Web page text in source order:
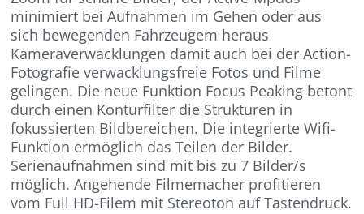
minimiert bei Aufnahmen im Gehen oder aus
sich bewegenden Fahrzeugem heraus
Kameraverwacklungen damit auch bei der Action-
Fotografie verwacklungsfreie Fotos und Filme
gelingen. Die neue Funktion Focus Peaking betont
durch einen Konturfilter die Strukturen in
fokussierten Bildbereichen. Die integrierte Wifi-
Funktion ermöglich das Teilen der Bilder.
Serienaufnahmen sind mit bis zu 7 Bilder/s
möglich. Angehende Filmemacher profitieren
vom Full HD-Filem mit Stereoton auf Tastendruck.